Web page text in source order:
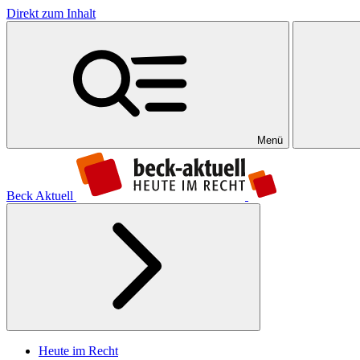
Direkt zum Inhalt
Menü
Beck Aktuell
Heute im Recht